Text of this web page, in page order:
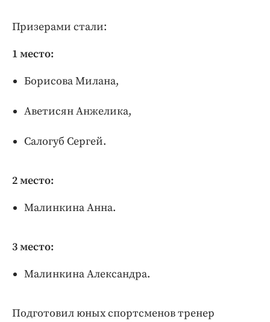
Призерами стали:
1 место:
Борисова Милана,
Аветисян Анжелика,
Салогуб Сергей.
2 место:
Малинкина Анна.
3 место:
Малинкина Александра.
Подготовил юных спортсменов тренер